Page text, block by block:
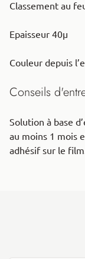
Classement au
Epaisseur 40μ
Couleur depuis
Conseils
Solution à base
au moins 1 mois
adhésif sur le